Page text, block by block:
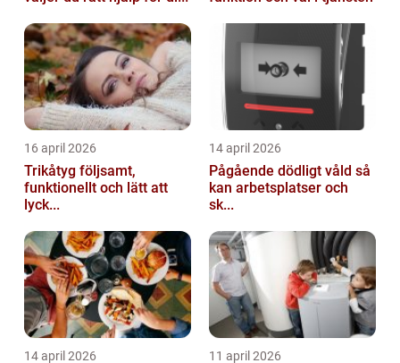
16 april 2026
Trikåtyg följsamt,
funktionellt och lätt att
lyck...
14 april 2026
Pågående dödligt våld så
kan arbetsplatser och
sk...
14 april 2026 11 april 2026